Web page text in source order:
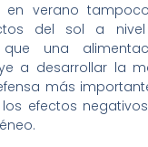
en verano
del sol a nivel
una
a desarrollar la
más
efectos